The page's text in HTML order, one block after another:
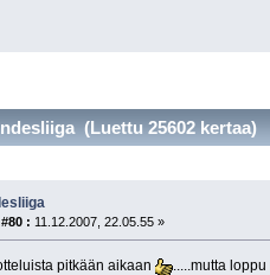
(Luettu 25602 kertaa)
: 11.12.2007, 22.05.55 »
pitkään aikaan .....mutta